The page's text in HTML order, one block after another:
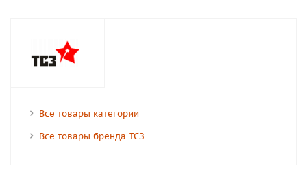
Все товары категории
Все товары бренда ТСЗ